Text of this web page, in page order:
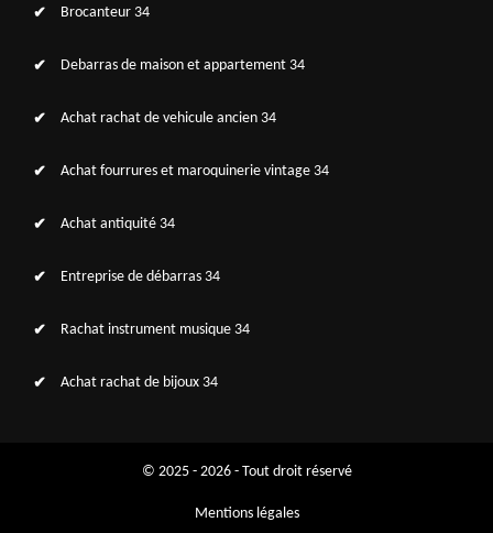
Brocanteur 34
Debarras de maison et appartement 34
Achat rachat de vehicule ancien 34
Achat fourrures et maroquinerie vintage 34
Achat antiquité 34
Entreprise de débarras 34
Rachat instrument musique 34
Achat rachat de bijoux 34
© 2025 - 2026 - Tout droit réservé
Mentions légales